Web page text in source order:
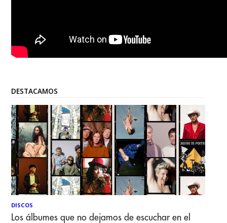
DESTACAMOS
DISCOS
Los álbumes que no dejamos de escuchar en el